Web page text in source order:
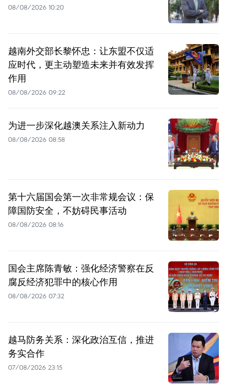
08/08/2026 10:20
越南外交部长黎怀忠：让东盟不仅适
应时代，更主动塑造未来并有效发挥
作用
08/08/2026 09:22
为进一步深化越澳关系注入新动力
08/08/2026 08:58
第十六届国会第一次非常规会议：保
障国防安全，不妨碍民事活动
08/08/2026 08:16
国会主席陈青敏：强化经济警察在反
腐反经济犯罪中的核心作用
08/08/2026 07:32
越马防务关系：深化政治互信，推进
务实合作
07/08/2026 23:15